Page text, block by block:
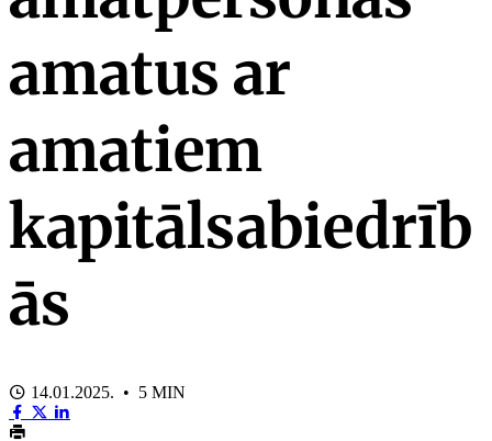
amatus ar
amatiem
kapitālsabiedrīb
ās
14.01.2025. • 5 MIN